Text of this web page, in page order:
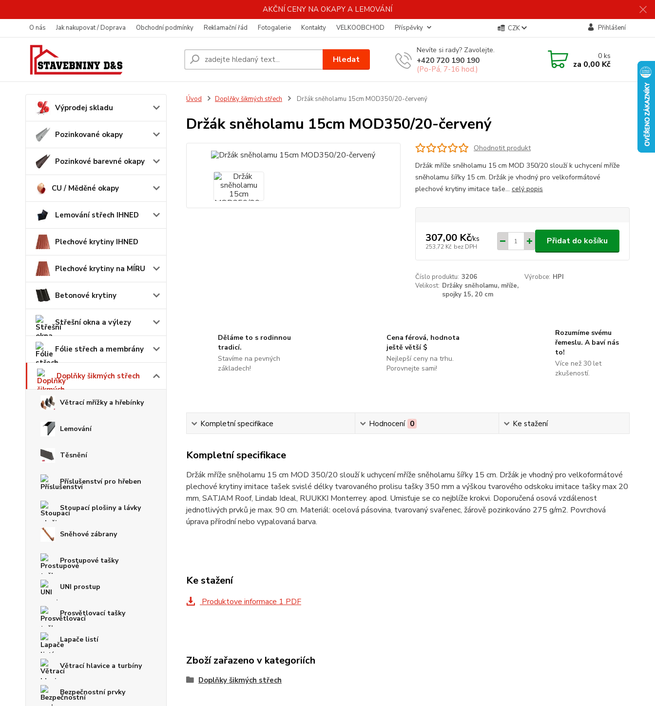
AKČNÍ CENY NA OKAPY A LEMOVÁNÍ
O nás Jak nakupovat / Doprava Obchodní podmínky Reklamační řád Fotogalerie Kontakty VELKOOBCHOD Příspěvky CZK Přihlášení
Hledat
Nevíte si rady? Zavolejte.
+420 720 190 190
(Po-Pá, 7-16 hod.)
0ks
za 0,00 Kč
Výprodej skladu
Pozinkované okapy
Pozinkové barevné okapy
CU / Měděné okapy
Lemování střech IHNED
Plechové krytiny IHNED
Plechové krytiny na MÍRU
Betonové krytiny
Střešní okna a výlezy
Fólie střech a membrány
Doplňky šikmých střech
Větrací mřížky a hřebínky
Lemování
Těsnění
Příslušenství pro hřeben
Stoupací plošiny a lávky
Sněhové zábrany
Prostupové tašky
UNI prostup
Prosvětlovací tašky
Lapače listí
Větrací hlavice a turbíny
Bezpečnostní prvky
Úvod Doplňky šikmých střech Držák sněholamu 15cm MOD350/20-červený
Držák sněholamu 15cm MOD350/20-červený
Ohodnotit produkt
Držák mříže sněholamu 15 cm MOD 350/20 slouží k uchycení mříže
sněholamu šířky 15 cm. Držák je vhodný pro velkoformátové
plechové krytiny imitace taše... celý popis
307,00 Kč/ks
253,72 Kč bez DPH
Přidat do košíku
Číslo produktu: 3206 Výrobce: HPI
Velikost: Držáky sněholamu, mříže,
spojky 15, 20 cm
Děláme to s rodinnou
tradicí.
Stavíme na pevných
základech!
Cena férová, hodnota
ještě větší $
Nejlepší ceny na trhu.
Porovnejte sami!
Rozumíme svému
řemeslu. A baví nás
to!
Více než 30 let
zkušeností.
Kompletní specifikace Hodnocení 0 Ke stažení
Kompletní specifikace
Držák mříže sněholamu 15 cm MOD 350/20 slouží k uchycení mříže sněholamu šířky 15 cm. Držák je vhodný pro velkoformátové
plechové krytiny imitace tašek svislé délky tvarovaného prolisu tašky 350 mm a výškou tvarového odskoku imitace tašky max 20
mm, SATJAM Roof, Lindab Ideal, RUUKKI Monterrey. apod. Umisťuje se co nejblíže krokvi. Doporučená osová vzdálenost
jednotlivých prvků je max. 90 cm. Materiál: ocelová pásovina, tvarovaný svařenec, žárově pozinkováno 275 g/m2. Povrchová
úprava přírodní nebo vypalovaná barva.
Ke stažení
Produktove informace 1 PDF
Zboží zařazeno v kategoriích
Doplňky šikmých střech